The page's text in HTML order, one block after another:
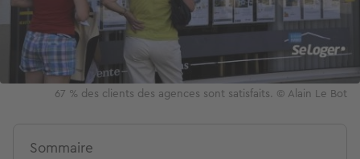
67 % des clients des agences sont satisfaits. © Alain Le Bot
Sommaire